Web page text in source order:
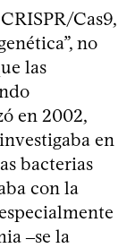
Cas9,
no
las
en 2002,
en
bacterias
con la
‒se la